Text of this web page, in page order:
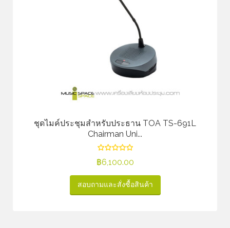
ชุดไมค์ประชุมสำหรับประธาน TOA TS-691L
Chairman Uni...
฿6,100.00
สอบถามและสั่งซื้อสินค้า